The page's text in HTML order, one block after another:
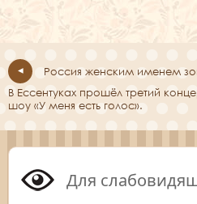
Россия женским именем
В Ессентуках прошёл третий
шоу «У меня есть голос».
Для